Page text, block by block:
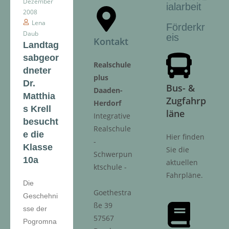
Kontakt
Realschule
plus
Daaden-
Herdorf
Integrative
Realschule
-
Schwerpun
ktschule -
Goethestra
ße 39
57567
2008
Lena
Daub
Landtag
sabgeor
dneter
Dr.
Matthia
s Krell
besucht
e die
Klasse
10a
Die
Geschehni
sse der
Pogromna
ialarbeit
Förderkr
eis
Bus- &
Zugfahrp
läne
Hier finden
Sie die
aktuellen
Fahrpläne.